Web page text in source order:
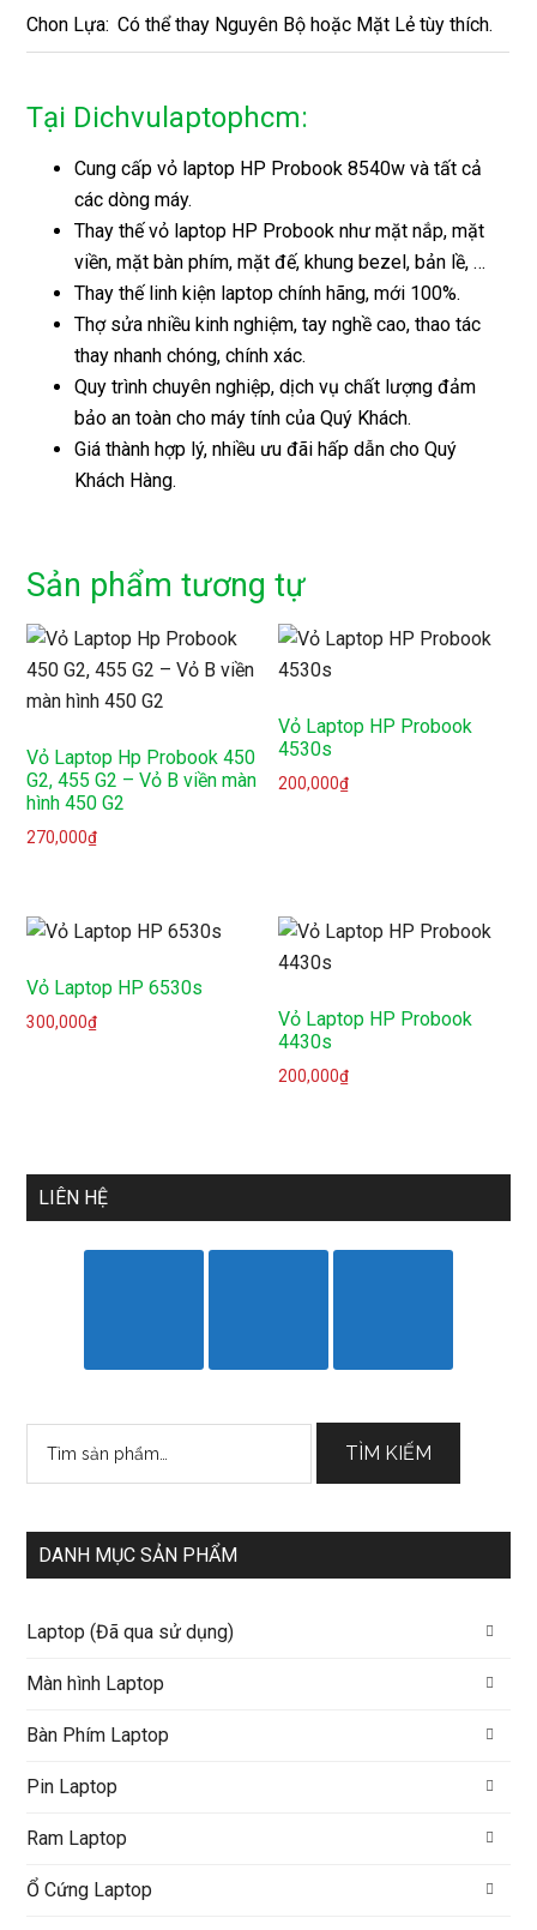
Chon Lựa: Có thể thay Nguyên Bộ hoặc Mặt Lẻ tùy thích.
Tại Dichvulaptophcm:
Cung cấp vỏ laptop HP Probook 8540w và tất cả
các dòng máy.
Thay thế vỏ laptop HP Probook như mặt nắp, mặt
viền, mặt bàn phím, mặt đế, khung bezel, bản lề, …
Thay thế linh kiện laptop chính hãng, mới 100%.
Thợ sửa nhiều kinh nghiệm, tay nghề cao, thao tác
thay nhanh chóng, chính xác.
Quy trình chuyên nghiệp, dịch vụ chất lượng đảm
bảo an toàn cho máy tính của Quý Khách.
Giá thành hợp lý, nhiều ưu đãi hấp dẫn cho Quý
Khách Hàng.
Sản phẩm tương tự
Vỏ Laptop Hp Probook 450
G2, 455 G2 – Vỏ B viền màn
hình 450 G2
270,000₫
Vỏ Laptop HP Probook
4530s
200,000₫
Vỏ Laptop HP 6530s
300,000₫
Vỏ Laptop HP Probook
4430s
200,000₫
LIÊN HỆ
kiếm:
TÌM KIẾM
DANH MỤC SẢN PHẨM
Laptop (Đã qua sử dụng)
Màn hình Laptop
Bàn Phím Laptop
Pin Laptop
Ram Laptop
Ổ Cứng Laptop